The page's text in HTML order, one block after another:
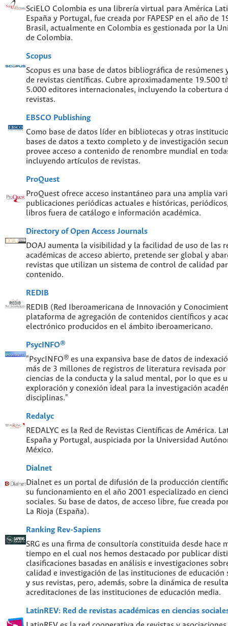
SciELO Colombia es una librería virtual para América
España y Portugal, fue creada por FAPESP en el año de
Brasil, actualmente en Colombia es gestionada por la
de Colombia.
Scopus
Scopus es una base de datos bibliográfica de
de revistas científicas. Cubre aproximadamente 19.500
5.000 editores internacionales, incluyendo la cobertura
revistas.
EBSCO Publishing
Como base de datos líder en bibliotecas y otras
bases de datos a texto completo y de investigación
provee acceso a contenido de renombre mundial en
incluyendo artículos de revistas.
ProQuest
ProQuest ofrece acceso instantáneo para una amplia
publicaciones periódicas actuales e históricas,
libros fuera de catálogo e información académica.
Directory of Open Access Journals
DOAJ aumenta la visibilidad y la facilidad de uso de las
académicas de acceso abierto, pretende ser global y
revistas que utilizan un sistema de control de calidad
contenido.
REDIB
REDIB (Red Iberoamericana de Innovación y
plataforma de agregación de contenidos científicos y
electrónico producidos en el ámbito iberoamericano.
PsycINFO®
"PsycINFO® es una expansiva base de datos de
más de 3 millones de registros de literatura revisada por
ciencias de la conducta y la salud mental, por lo que es
exploración y conexión ideal para la investigación
disciplinas."
Redalyc
REDALYC es la Red de Revistas Científicas de América.
España y Portugal, auspiciada por la Universidad
México.
Dialnet
Dialnet es un portal de difusión de la producción
su funcionamiento en el año 2001 especializado en
sociales. Su base de datos, de acceso libre, fue creada
La Rioja (España).
Ranking Rev-Sapiens
SRG es una firma de consultoría constituida desde hace
tiempo en el cual nos hemos destacado por publicar
clasificaciones basadas en análisis e investigaciones
calidad e investigación de las instituciones de educación
y sus revistas, pero, además, sobre la dinámica de
acreditaciones de las instituciones de educación media.
LatinREV: Red de revistas académicas en ciencias